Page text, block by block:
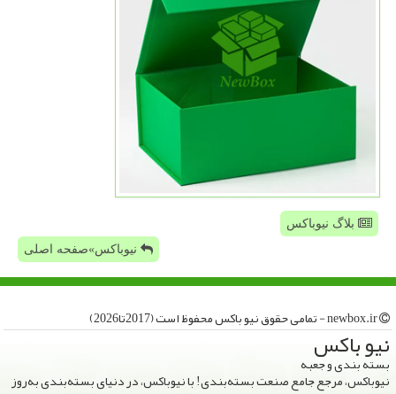
بلاگ نیوباکس
نیوباکس»صفحه اصلی
نیو باكس
بسته بندی و جعبه
نیوباکس، مرجع جامع صنعت بسته‌بندی! با نیوباکس، در دنیای بسته‌بندی به‌روز